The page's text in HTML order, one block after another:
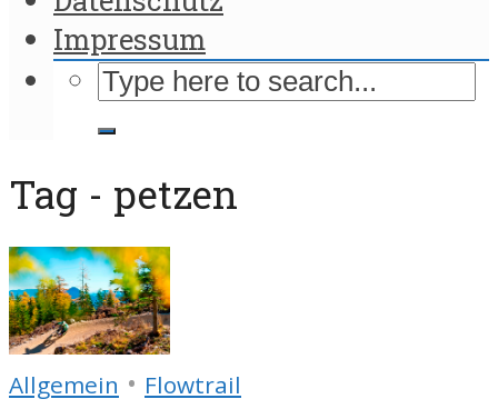
Impressum
Tag - petzen
Allgemein • Flowtrail